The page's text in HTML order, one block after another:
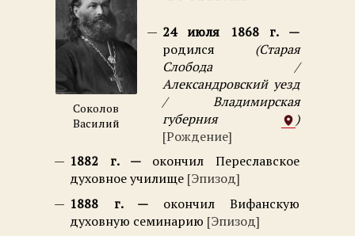
Соколов
Василий
24 июля 1868 г.
родился
Старая
Слобода /
Александровский уезд
/ Владимирская
губерния
Рождение
1882 г.
окончил Переславское
духовное училище Эпизод
1888 г.
окончил Вифанскую
духовную семинарию Эпизод